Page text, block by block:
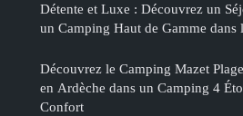
Détente et Luxe : Découvrez un
un Camping Haut de Gamme dans
Découvrez le Camping Mazet
en Ardèche dans un Camping 4
Confort